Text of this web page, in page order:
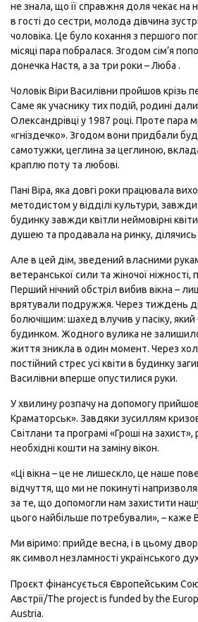
не знала, що її справжня доля чекає на
в гості до сестри, молода дівчина
чоловіка. Це було кохання з першого
місяці пара побралася. Згодом сім’я
донечка Настя, а за три роки – Люба .
Чоловік Віри Василівни пройшов крізь
Саме як учаснику тих подій, родині
Олександрівці у 1987 році. Проте пара
«гніздечко». Згодом вони придбали
самотужки, цеглина за цеглиною,
краплю поту та любові.
Пані Віра, яка довгі роки працювала
методистом у відділі культури, завжди
будинку завжди квітли неймовірні
душею та продавала на ринку,
Але в цей дім, зведений власними
ветеранської сили та жіночої
Перший нічний обстріл вибив вікна –
врятували подружжя. Через тиждень
болючішим: шахед влучив у пасіку, який
будинком. Жодного вулика не
життя зникла в один момент. Через
постійний стрес усі квіти в будинку
Василівни вперше опустилися руки.
У хвилину розпачу на допомогу
Краматорськ». Завдяки зусиллям
Світлани та програмі «Гроші на
необхідні кошти на заміну вікон.
«Ці вікна – це не лишескло, це наше
відчуття, що ми не покинуті
за те, що допомогли нам захистити
цього найбільше потребували», – каже
Ми віримо: прийде весна, і в цьому
як символ незламності українського
Проєкт фінансується Європейським
Австрії/The project is funded by the
Austria.